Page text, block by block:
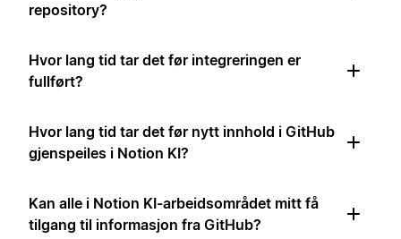
repository?
Hvor lang tid tar det før integreringen er
fullført?
Hvor lang tid tar det før nytt innhold i GitHub
gjenspeiles i Notion KI?
Kan alle i Notion KI-arbeidsområdet mitt få
tilgang til informasjon fra GitHub?